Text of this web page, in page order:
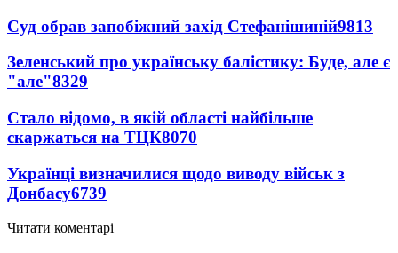
Суд обрав запобіжний захід Стефанішиній9813
Зеленський про українську балістику: Буде, але є
"але"8329
Стало відомо, в якій області найбільше
скаржаться на ТЦК8070
Українці визначилися щодо виводу військ з
Донбасу6739
Читати коментарі